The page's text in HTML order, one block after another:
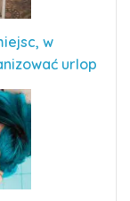
w
urlop